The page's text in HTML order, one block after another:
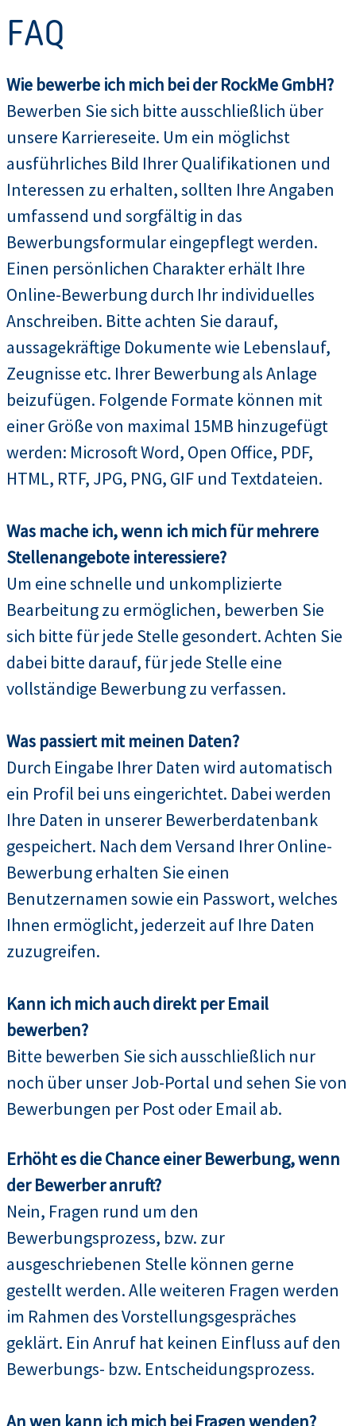
FAQ
Wie bewerbe ich mich bei der RockMe GmbH?
Bewerben Sie sich bitte ausschließlich über
unsere Karriereseite. Um ein möglichst
ausführliches Bild Ihrer Qualifikationen und
Interessen zu erhalten, sollten Ihre Angaben
umfassend und sorgfältig in das
Bewerbungsformular eingepflegt werden.
Einen persönlichen Charakter erhält Ihre
Online-Bewerbung durch Ihr individuelles
Anschreiben. Bitte achten Sie darauf,
aussagekräftige Dokumente wie Lebenslauf,
Zeugnisse etc. Ihrer Bewerbung als Anlage
beizufügen. Folgende Formate können mit
einer Größe von maximal 15MB hinzugefügt
werden: Microsoft Word, Open Office, PDF,
HTML, RTF, JPG, PNG, GIF und Textdateien.
Was mache ich, wenn ich mich für mehrere
Stellenangebote interessiere?
Um eine schnelle und unkomplizierte
Bearbeitung zu ermöglichen, bewerben Sie
sich bitte für jede Stelle gesondert. Achten Sie
dabei bitte darauf, für jede Stelle eine
vollständige Bewerbung zu verfassen.
Was passiert mit meinen Daten?
Durch Eingabe Ihrer Daten wird automatisch
ein Profil bei uns eingerichtet. Dabei werden
Ihre Daten in unserer Bewerberdatenbank
gespeichert. Nach dem Versand Ihrer Online-
Bewerbung erhalten Sie einen
Benutzernamen sowie ein Passwort, welches
Ihnen ermöglicht, jederzeit auf Ihre Daten
zuzugreifen.
Kann ich mich auch direkt per Email
bewerben?
Bitte bewerben Sie sich ausschließlich nur
noch über unser Job-Portal und sehen Sie von
Bewerbungen per Post oder Email ab.
Erhöht es die Chance einer Bewerbung, wenn
der Bewerber anruft?
Nein, Fragen rund um den
Bewerbungsprozess, bzw. zur
ausgeschriebenen Stelle können gerne
gestellt werden. Alle weiteren Fragen werden
im Rahmen des Vorstellungsgespräches
geklärt. Ein Anruf hat keinen Einfluss auf den
Bewerbungs- bzw. Entscheidungsprozess.
An wen kann ich mich bei Fragen wenden?